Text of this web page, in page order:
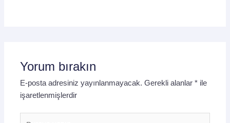
Yorum bırakın
E-posta adresiniz yayınlanmayacak. Gerekli alanlar* ile
işaretlenmişlerdir